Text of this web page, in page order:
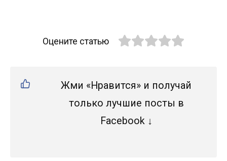
Оцените статью
Жми «Нравится» и получай
только лучшие посты в
Facebook ↓